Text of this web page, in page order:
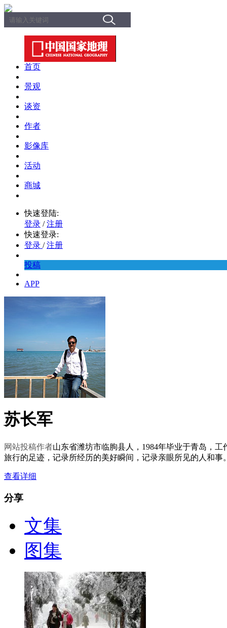
首页
景观
谈资
作者
影像库
活动
商城
快速登陆:
登录 / 注册
快速登录:
登录 / 注册
投稿
APP
苏长军
网站投稿作者山东省潍坊市临朐县人，1984年毕业于青岛，
旅行的足迹，记录所经历的美好瞬间，记录亲眼所见的人和事
查看详细
分享
文集
图集